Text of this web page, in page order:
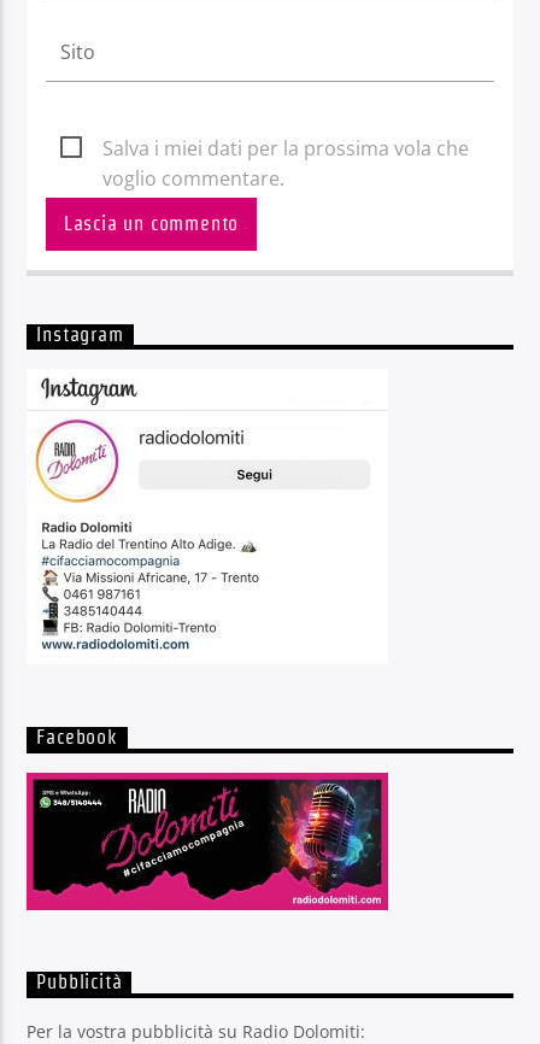
Salva i miei dati per la prossima vola che
voglio commentare.
Instagram
Facebook
Pubblicità
Per la vostra pubblicità su Radio Dolomiti: